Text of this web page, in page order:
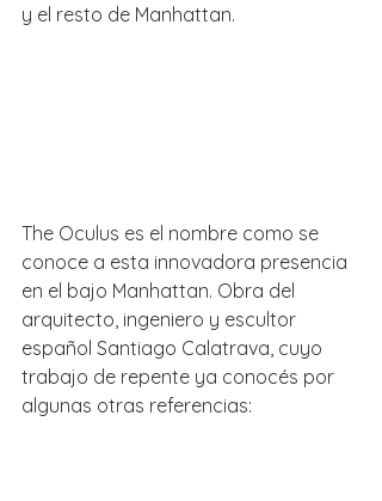
y el resto de Manhattan.
The Oculus es el nombre como se
conoce a esta innovadora presencia
en el bajo Manhattan. Obra del
arquitecto, ingeniero y escultor
español Santiago Calatrava, cuyo
trabajo de repente ya conocés por
algunas otras referencias: